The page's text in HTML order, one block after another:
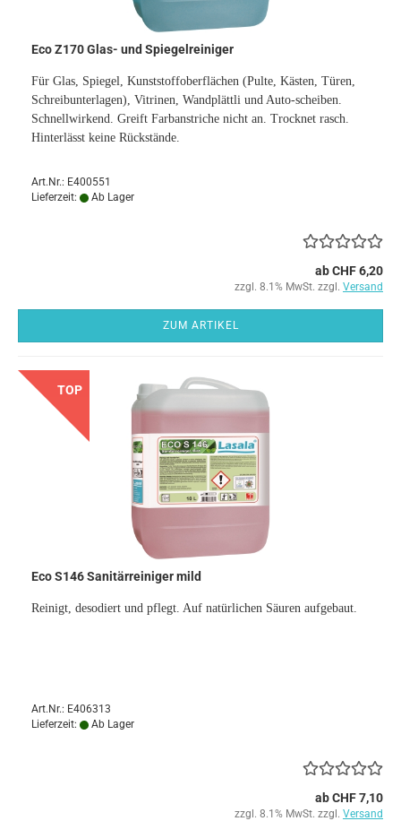
Eco Z170 Glas- und Spiegelreiniger
Für Glas, Spiegel, Kunststoffoberflächen (Pulte, Kästen, Türen,
Schreibunterlagen), Vitrinen, Wandplättli und Auto-scheiben.
​Schnellwirkend. Greift Farbanstriche nicht an. Trocknet rasch.
Hinterlässt keine Rückstände.
Art.Nr.: E400551
Lieferzeit:
Ab Lager
ab CHF 6,20
zzgl. 8.1% MwSt. zzgl. Versand
ZUM ARTIKEL
TOP
Eco S146 Sanitärreiniger mild
Reinigt, desodiert und pflegt. Auf natürlichen Säuren aufgebaut.
Art.Nr.: E406313
Lieferzeit:
Ab Lager
ab CHF 7,10
zzgl. 8.1% MwSt. zzgl. Versand